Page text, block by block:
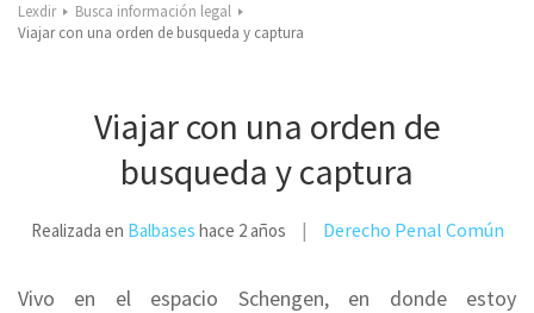
Lexdir
Busca información legal
Viajar con una orden de busqueda y captura
Viajar con una orden de
busqueda y captura
Realizada en Balbases hace 2 años Derecho Penal Común
Vivo en el espacio Schengen, en donde estoy